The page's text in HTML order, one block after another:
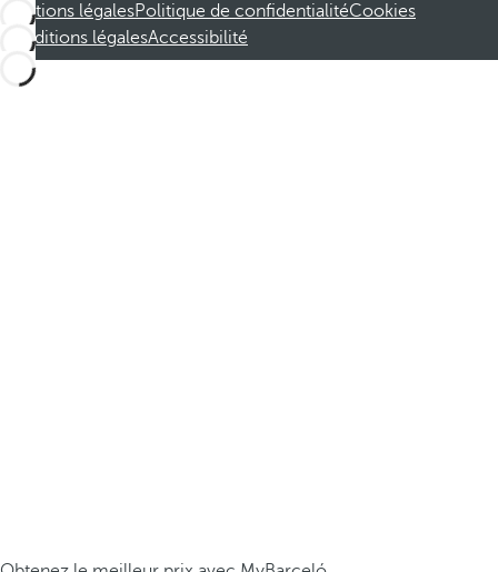
Mentions légalesPolitique de confidentialitéCookies
Conditions légalesAccessibilité